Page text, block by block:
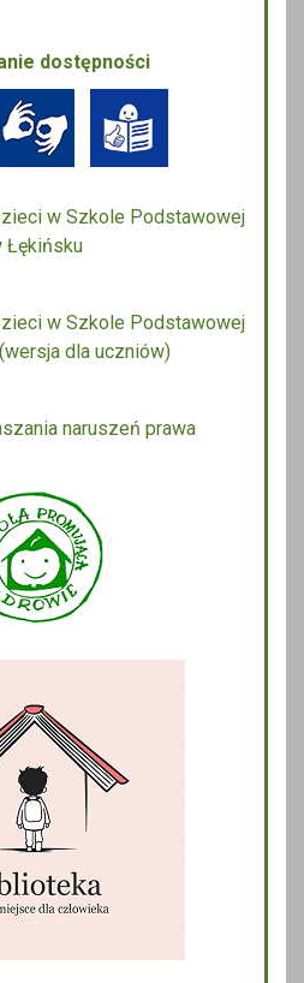
dostępności
w Szkole Podstawowej
Łękińsku
w Szkole Podstawowej
dla uczniów)
naruszeń prawa